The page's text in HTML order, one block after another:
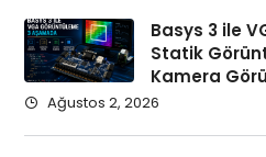
Basys 3 ile
Statik
Kamera
Ağustos 2, 2026